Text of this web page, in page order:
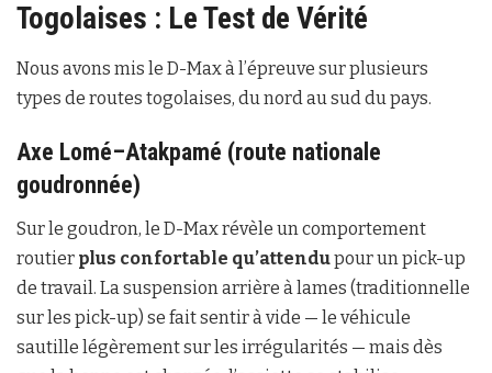
Togolaises : Le Test de Vérité
Nous avons mis le D-Max à l’épreuve sur plusieurs
types de routes togolaises, du nord au sud du pays.
Axe Lomé–Atakpamé (route nationale
goudronnée)
Sur le goudron, le D-Max révèle un comportement
routier plus confortable qu’attendupour un pick-up
de travail. La suspension arrière à lames (traditionnelle
sur les pick-up) se fait sentir à vide — le véhicule
sautille légèrement sur les irrégularités — mais dès